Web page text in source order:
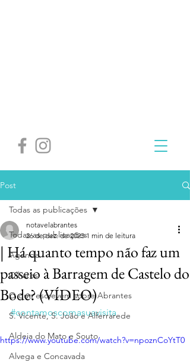
Post
Todas as publicações
Agenda
Olhares
O que escrevem sobre Abrantes
S. Vicente, S. João e Alferrarede
Aldeia do Mato e Souto
Alvega e Concavada
Todas as publicações
| Há quanto tempo não faz um
passeio à Barragem de Castelo do
Bode? (VÍDEO)
notavelabrantes
26 de dez. de 2023 1 min de leitura
#contamoscomasuavisita
https://www.youtube.com/watch?v=npoznCoYtT0